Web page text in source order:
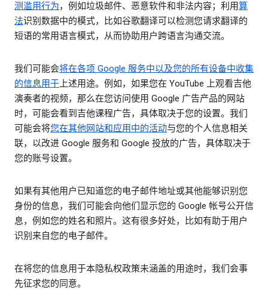
测滥用行为，例如垃圾邮件、恶意软件和非法内容；利用算
法识别数据中的模式，比如谷歌翻译可以检测您请求翻译的
短语的常用语言模式，从而协助用户跨语言沟通交流。
我们可能会将在各项 Google 服务中以及您的所有设备中收集
的信息用于上述用途。例如，如果您在 YouTube 上观看吉他
演奏者的视频，那么在您访问使用 Google 广告产品的网站
时，可能会看到吉他课程广告，具体取决于您的设置。我们
可能会将您在其他网站和应用中的活动与您的个人信息相关
联，以改进 Google 服务和 Google 投放的广告，具体取决于
您的账号设置。
如果有其他用户已知道您的电子邮件地址或其他能够识别您
身份的信息，我们可能会向他们显示您的 Google 帐号公开信
息，例如您的姓名和照片。这有很多好处，比如有助于用户
识别来自您的电子邮件。
在将您的信息用于本隐私权政策未涵盖的用途时，我们会事
先征求您的同意。